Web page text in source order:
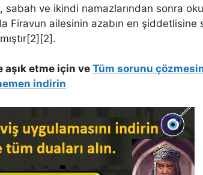
sabah ve ikindi namazlarından sonra
Firavun ailesinin azabın en
etme için ve Tüm sorunu
indirin